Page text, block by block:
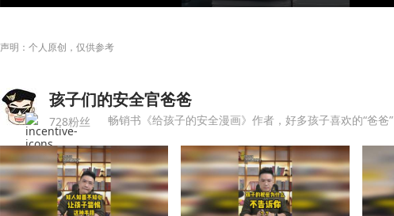
声明：个人原创，仅供参考
孩子们的安全官爸爸
728粉丝 畅销书《给孩子的安全漫画》作者，好多孩子喜欢的“爸爸”